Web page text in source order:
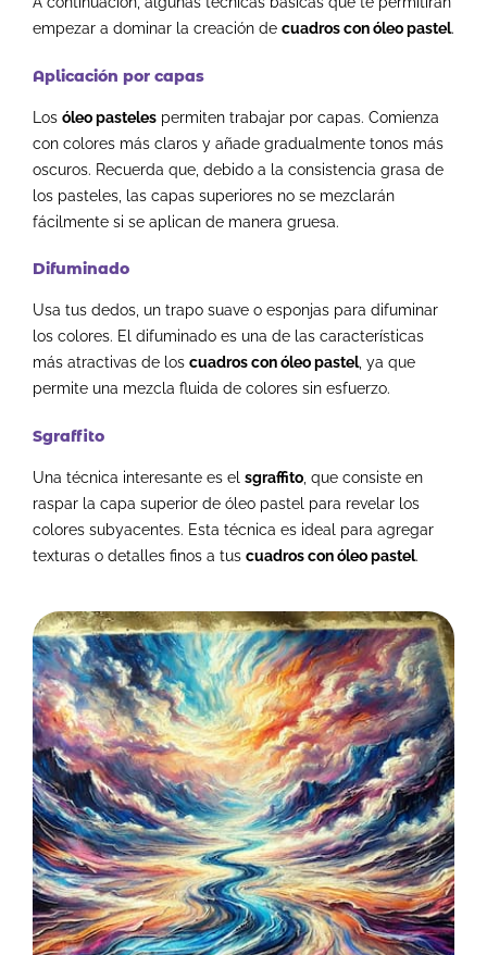
empezar a dominar la creación de cuadros con óleo pastel.
Aplicación por capas
Los óleo pasteles permiten trabajar por capas. Comienza
con colores más claros y añade gradualmente tonos más
oscuros. Recuerda que, debido a la consistencia grasa de
los pasteles, las capas superiores no se mezclarán
fácilmente si se aplican de manera gruesa.
Difuminado
Usa tus dedos, un trapo suave o esponjas para difuminar
los colores. El difuminado es una de las características
más atractivas de los cuadros con óleo pastel, ya que
permite una mezcla fluida de colores sin esfuerzo.
Sgraffito
Una técnica interesante es el sgraffito , que consiste en
raspar la capa superior de óleo pastel para revelar los
colores subyacentes. Esta técnica es ideal para agregar
texturas o detalles finos a tus cuadros con óleo pastel.